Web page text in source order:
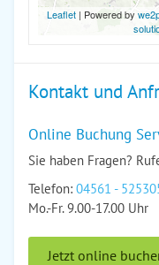
Leaflet| Powered by
Kontakt und
Online Buchung
Sie haben Fragen?
Telefon: 04561 -
Mo.-Fr. 9.00-17.00 Uhr
Jetzt online